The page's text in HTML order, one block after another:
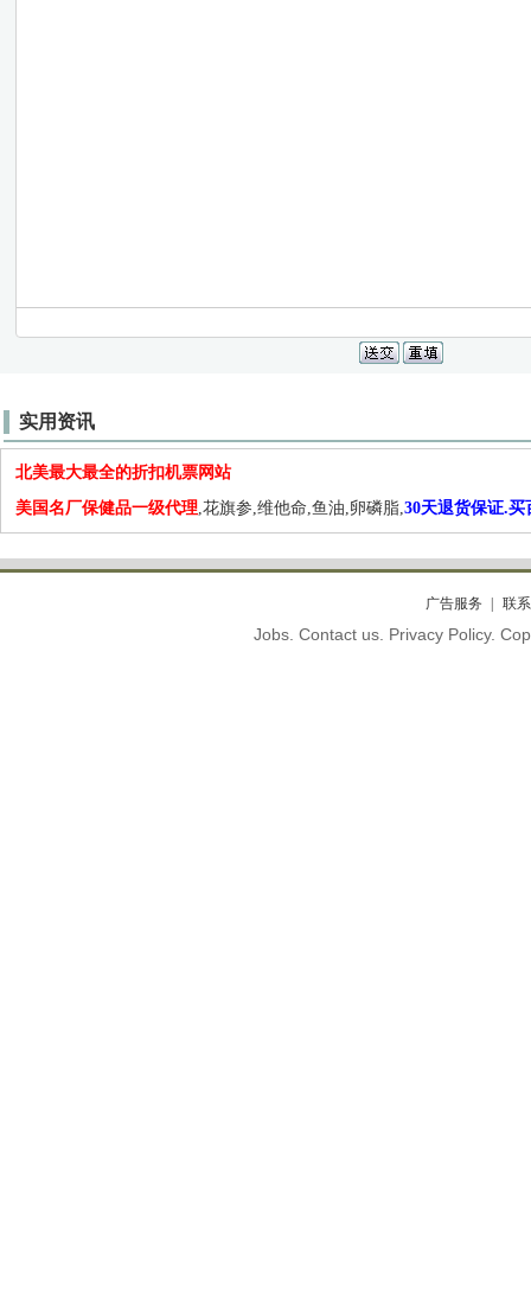
实用资讯
北美最大最全的折扣机票网站
美国名厂保健品一级代理,花旗参,维他命,鱼油,卵磷脂,30天退货保证.买
广告服务 联
Jobs. Contact us. Privacy Policy.